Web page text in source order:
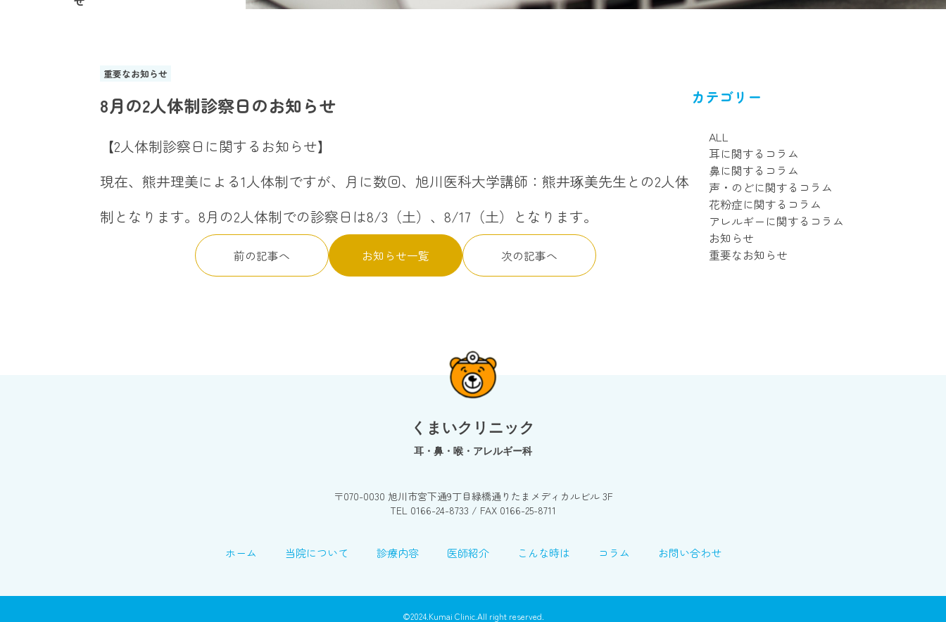
重要なお知らせ
8月の2人体制診察日のお知らせ
【2人体制診察日に関するお知らせ】
現在、熊井理美による1人体制ですが、月に数回、旭川医科大学講師：熊井琢美先生との2人体
制となります。8月の2人体制での診察日は8/3（土） 、8/17 （土） となります。
前の記事へ お知らせ一覧 次の記事へ
カテゴリー
ALL
耳に関するコラム
鼻に関するコラム
声・のどに関するコラム
花粉症に関するコラム
アレルギーに関するコラム
お知らせ
重要なお知らせ
くまいクリニック
耳・鼻・喉・アレルギー科
〒070-0030 旭川市宮下通9丁目緑橋通りたまメディカルビル 3F
TEL 0166-24-8733 / FAX 0166-25-8711
ホーム 当院について 診療内容 医師紹介 こんな時は コラム お問い合わせ
©️2024.Kumai Clinic.All right reserved.